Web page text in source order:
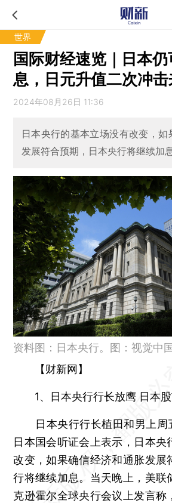
世界
国际财经速览｜日本
息，日元升值二次冲击
2024年08月26日 11:36
日本央行的基本立场没有改变，
发展符合预期，日本央行将继续加
资料图：日本央行。图：视觉中
【财新网】
1、日本央行行长放鹰 日本股
日本央行行长植田和男上周
日本国会听证会上表示，日本央
改变，如果确信经济和通胀发展
行将继续加息。当天晚上，美联
克逊霍尔全球央行会议上发言称